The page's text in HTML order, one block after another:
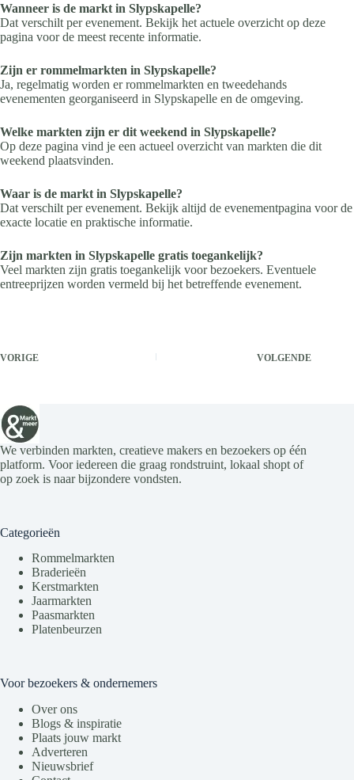
Wanneer is de markt in Slypskapelle?
Dat verschilt per evenement. Bekijk het actuele overzicht op deze
pagina voor de meest recente informatie.
Zijn er rommelmarkten in Slypskapelle?
Ja, regelmatig worden er rommelmarkten en tweedehands
evenementen georganiseerd in Slypskapelle en de omgeving.
Welke markten zijn er dit weekend in Slypskapelle?
Op deze pagina vind je een actueel overzicht van markten die dit
weekend plaatsvinden.
Waar is de markt in Slypskapelle?
Dat verschilt per evenement. Bekijk altijd de evenementpagina voor de
exacte locatie en praktische informatie.
Zijn markten in Slypskapelle gratis toegankelijk?
Veel markten zijn gratis toegankelijk voor bezoekers. Eventuele
entreeprijzen worden vermeld bij het betreffende evenement.
VORIGE VOLGENDE
We verbinden markten, creatieve makers en bezoekers op één
platform. Voor iedereen die graag rondstruint, lokaal shopt of
op zoek is naar bijzondere vondsten.
Categorieën
Rommelmarkten
Braderieën
Kerstmarkten
Jaarmarkten
Paasmarkten
Platenbeurzen
Voor bezoekers & ondernemers
Over ons
Blogs & inspiratie
Plaats jouw markt
Adverteren
Nieuwsbrief